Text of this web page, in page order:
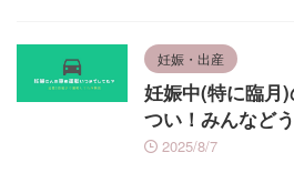
妊娠・出産
妊娠中(特に臨月
つい！みんなど
2025/8/7